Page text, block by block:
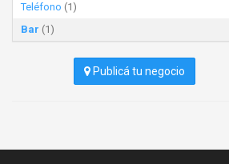
Teléfono (1)
Bar (1)
Publicá tu negocio